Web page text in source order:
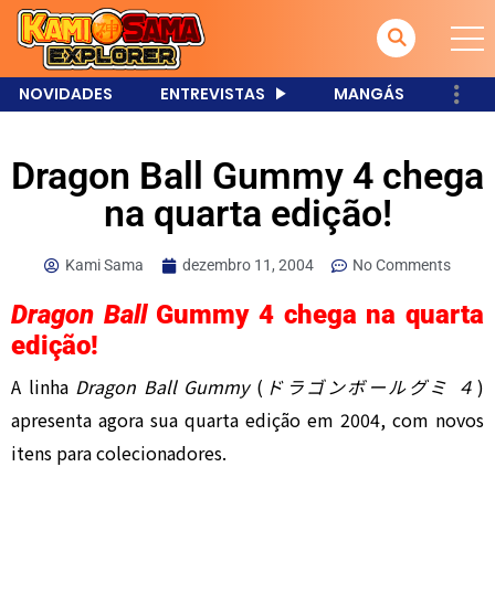
NOVIDADES ENTREVISTAS MANGÁS
Dragon Ball Gummy 4 chega
na quarta edição!
Kami Sama dezembro 11, 2004 No Comments
Dragon BallGummy 4 chega na quarta
edição!
A linha Dragon Ball Gummy( ドラゴンボールグミ ４)
apresenta agora sua quarta edição em 2004, com novos
itens para colecionadores.